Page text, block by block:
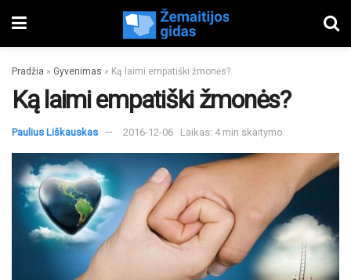
Pradžia » Gyvenimas » Ką laimi empatiški žmonės?
Ką laimi empatiški žmonės?
Paulius Liškauskas 2016-12-06 Laikas: 4 min skaitymo